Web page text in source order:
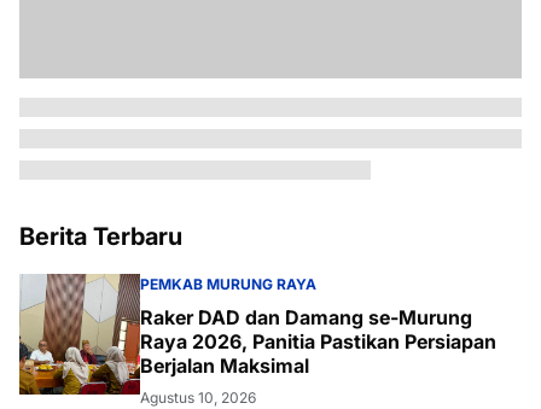
Berita Terbaru
PEMKAB MURUNG RAYA
Raker DAD dan Damang se-Murung
Raya 2026, Panitia Pastikan Persiapan
Berjalan Maksimal
Agustus 10, 2026